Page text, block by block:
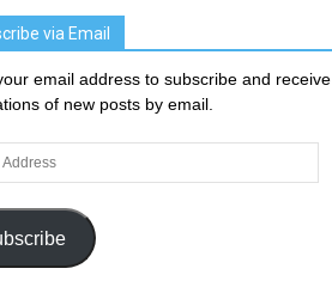
via Email
email address to subscribe and receive
of new posts by email.